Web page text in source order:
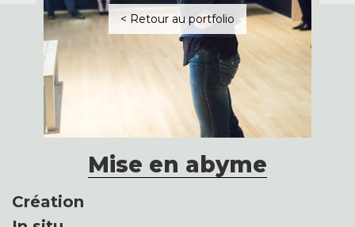
Mise en abyme
Création
< Retour au portfolio